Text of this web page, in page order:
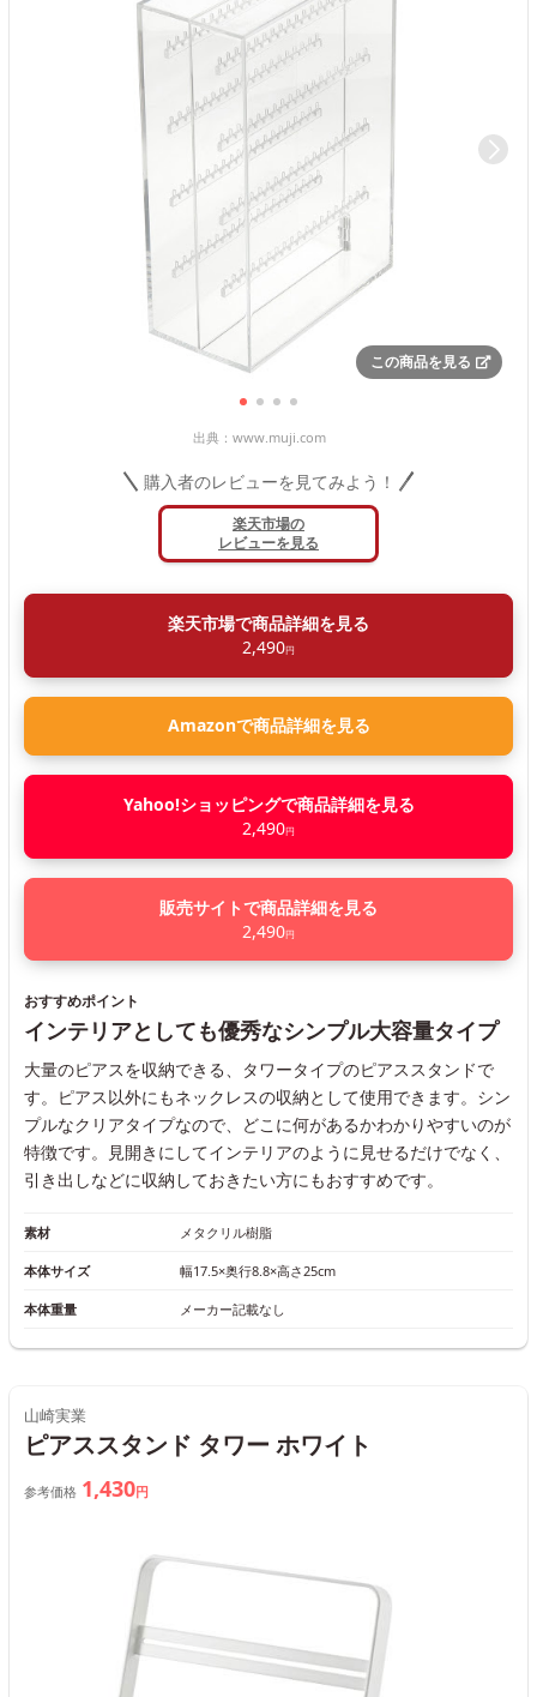
この商品を見る
出典： www.muji.com
購入者のレビューを見てみよう！
楽天市場の
レビューを見る
楽天市場で商品詳細を見る
2,490円
Amazonで商品詳細を見る
Yahoo!ショッピングで商品詳細を見る
2,490円
販売サイトで商品詳細を見る
2,490円
おすすめポイント
インテリアとしても優秀なシンプル大容量タイプ
大量のピアスを収納できる、タワータイプのピアススタンドで
す。ピアス以外にもネックレスの収納として使用できます。シン
プルなクリアタイプなので、どこに何があるかわかりやすいのが
特徴です。見開きにしてインテリアのように見せるだけでなく、
引き出しなどに収納しておきたい方にもおすすめです。
素材 メタクリル樹脂
本体サイズ 幅17.5×奥行8.8×高さ25cm
本体重量 メーカー記載なし
山崎実業
ピアススタンド タワー ホワイト
参考価格 1,430円